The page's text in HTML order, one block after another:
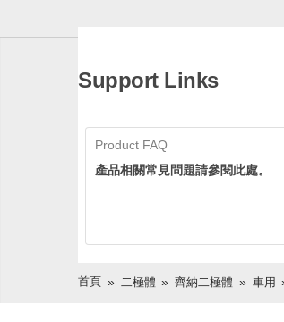
Support Links
Product FAQ
產品相關常見問題請參閱此處。
首頁 二極體 齊納二極體 車用